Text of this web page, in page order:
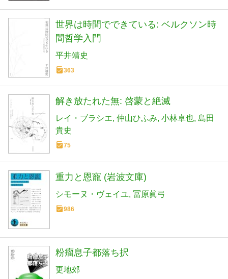
世界は時間でできている: ベルクソン時
間哲学入門
平井靖史
363
解き放たれた無: 啓蒙と絶滅
レイ・ブラシエ 仲山ひふみ 小林卓也 島田
貴史
75
重力と恩寵 (岩波文庫)
シモーヌ・ヴェイユ 冨原眞弓
986
粉瘤息子都落ち択
更地郊